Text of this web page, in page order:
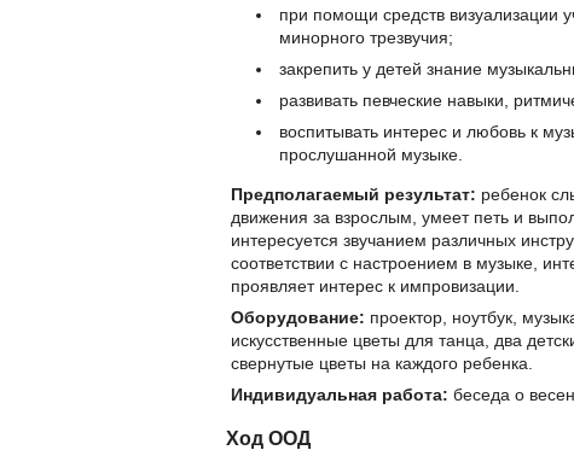
при помощи средств визуализации
минорного трезвучия;
закрепить у детей знание
развивать певческие навыки,
воспитывать интерес и любовь к
прослушанной музыке.
Предполагаемый результат: ребенок
движения за взрослым, умеет петь и
интересуется звучанием различных
соответствии с настроением в музыке,
проявляет интерес к импровизации.
Оборудование: проектор, ноутбук,
искусственные цветы для танца, два
свернутые цветы на каждого ребенка.
Индивидуальная работа: беседа о
Ход ООД